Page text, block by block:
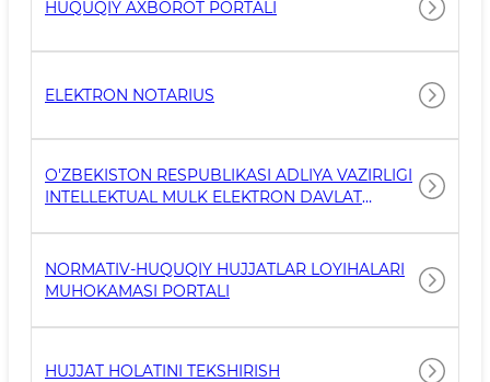
HUQUQIY AXBOROT PORTALI
ELEKTRON NOTARIUS
O'ZBEKISTON RESPUBLIKASI ADLIYA VAZIRLIGI
INTELLEKTUAL MULK ELEKTRON DAVLAT
NORMATIV-HUQUQIY HUJJATLAR LOYIHALARI
MUHOKAMASI PORTALI
HUJJAT HOLATINI TEKSHIRISH